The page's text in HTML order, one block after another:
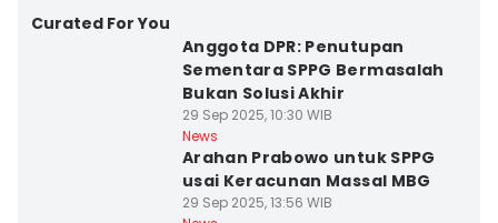
Curated For You
Anggota DPR: Penutupan
Sementara SPPG Bermasalah
Bukan Solusi Akhir
29 Sep 2025, 10:30 WIB
News
Arahan Prabowo untuk SPPG
usai Keracunan Massal MBG
29 Sep 2025, 13:56 WIB